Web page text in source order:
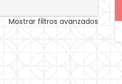
Mostrar filtros avanzados